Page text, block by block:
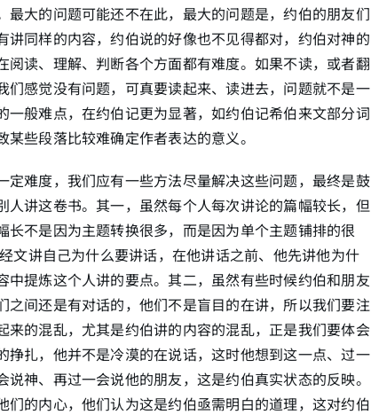
大的问题可能还不在此，最大的问题是，约伯的朋友们
同样的内容，约伯说的好像也不见得都对，约伯对神的
阅读、理解、判断各个方面都有难度。如果不读，或者翻
们感觉没有问题，可真要读起来、读进去，问题就不是一
一般难点，在约伯记更为显著，如约伯记希伯来文部分词
些段落比较难确定作者表达的意义。
定难度，我们应有一些方法尽量解决这些问题，最终是鼓
人讲这卷书。其一，虽然每个人每次讲论的篇幅较长，但
不是因为主题转换很多，而是因为单个主题铺排的很
文讲自己为什么要讲话，在他讲话之前、他先讲他为什
中提炼这个人讲的要点。其二，虽然有些时候约伯和朋友
之间还是有对话的，他们不是盲目的在讲，所以我们要注
来的混乱，尤其是约伯讲的内容的混乱，正是我们要体会
挣扎，他并不是冷漠的在说话，这时他想到这一点、过一
神、再过一会说他的朋友，这是约伯真实状态的反映。
们的内心，他们认为这是约伯亟需明白的道理，这对约伯